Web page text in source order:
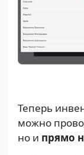
Теперь
можно
но и прямо